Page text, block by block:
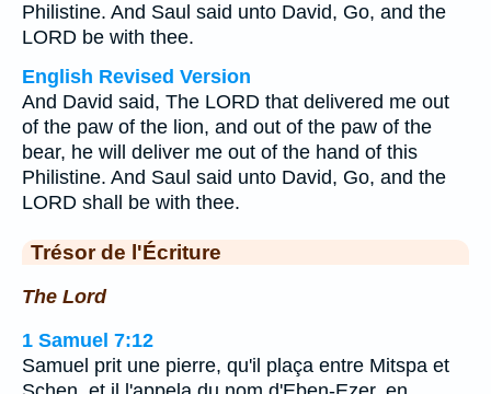
Philistine. And Saul said unto David, Go, and the
LORD be with thee.
English Revised Version
And David said, The LORD that delivered me out
of the paw of the lion, and out of the paw of the
bear, he will deliver me out of the hand of this
Philistine. And Saul said unto David, Go, and the
LORD shall be with thee.
Trésor de l'Écriture
The Lord
1 Samuel 7:12
Samuel prit une pierre, qu'il plaça entre Mitspa et